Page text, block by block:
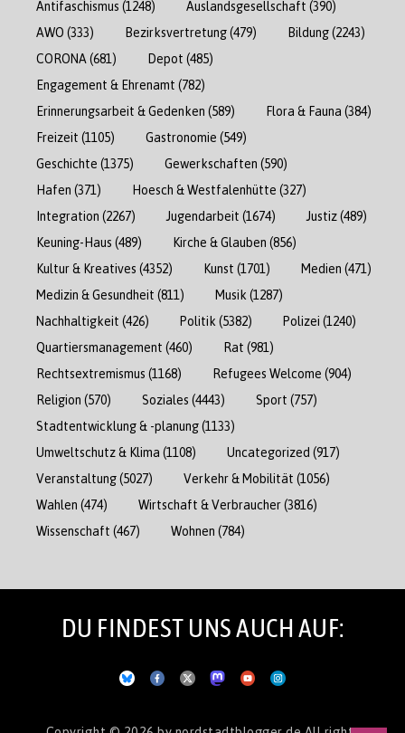
Antifaschismus (1248) Auslandsgesellschaft (390)
AWO (333) Bezirksvertretung(479) Bildung(2243)
CORONA (681) Depot (485)
Engagement & Ehrenamt (782)
Erinnerungsarbeit & Gedenken (589) Flora & Fauna (384)
Freizeit (1105) Gastronomie (549)
Geschichte (1375) Gewerkschaften (590)
Hafen (371) Hoesch & Westfalenhütte (327)
Integration (2267) Jugendarbeit (1674) Justiz(489)
Keuning-Haus (489) Kirche & Glauben (856)
Kultur & Kreatives (4352) Kunst (1701) Medien (471)
Medizin & Gesundheit (811) Musik (1287)
Nachhaltigkeit (426) Politik (5382) Polizei (1240)
Quartiersmanagement (460) Rat (981)
Rechtsextremismus (1168) Refugees Welcome (904)
Religion (570) Soziales (4443) Sport (757)
Stadtentwicklung & -planung(1133)
Umweltschutz & Klima (1108) Uncategorized (917)
Veranstaltung(5027) Verkehr & Mobilität (1056)
Wahlen (474) Wirtschaft & Verbraucher(3816)
Wissenschaft (467) Wohnen (784)
DU FINDEST UNS AUCH AUF: